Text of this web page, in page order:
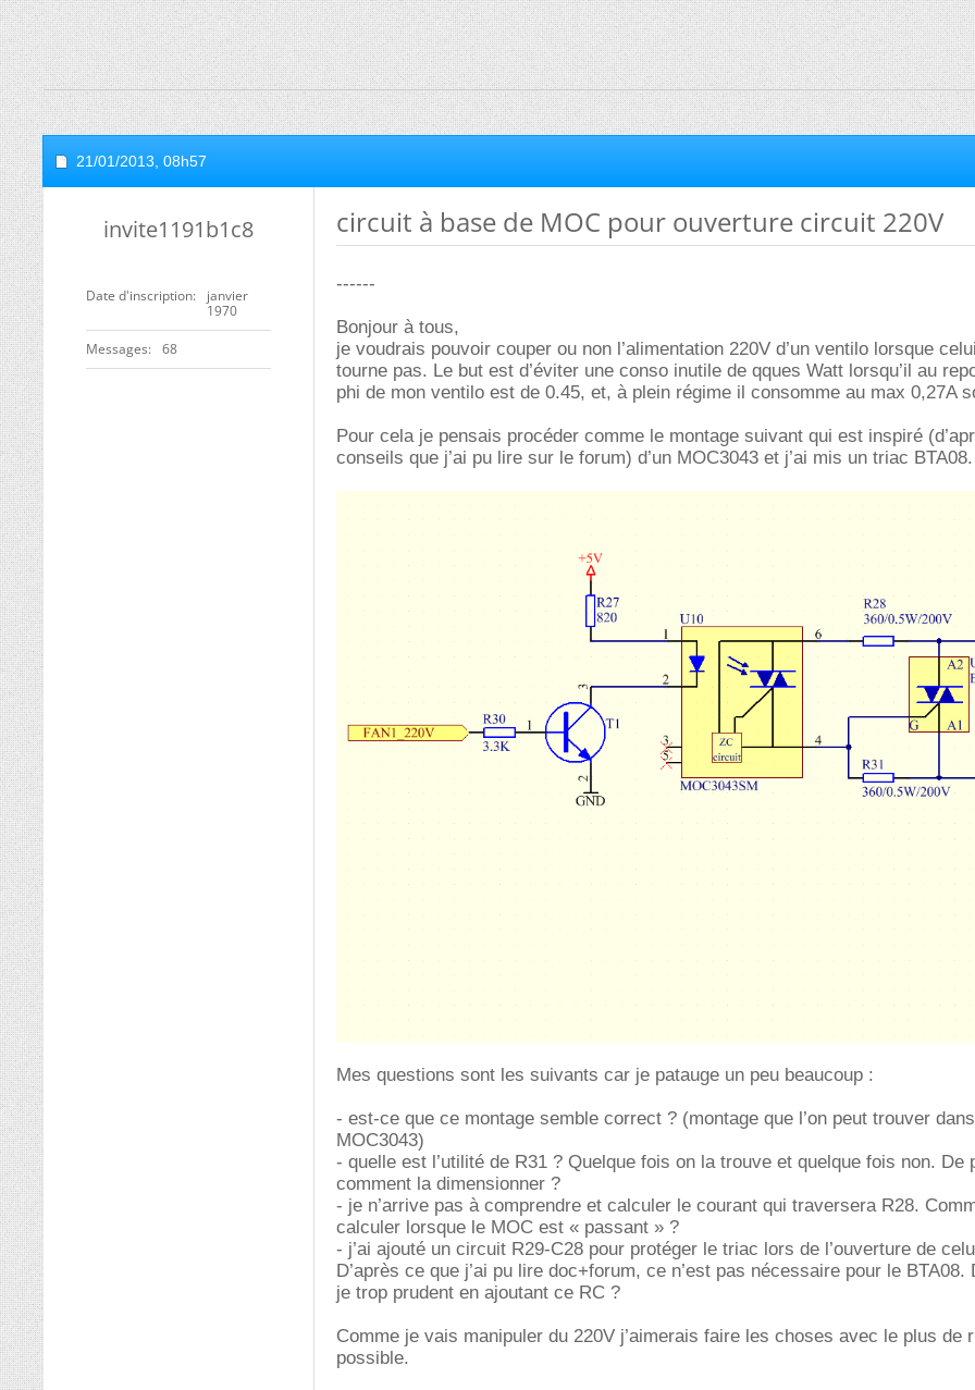
21/01/2013, 08h57
invite1191b1c8
Date d'inscription
janvier
1970
Messages 68
circuit à base de MOC pour ouverture circuit 220V
------
Bonjour à tous,
je voudrais pouvoir couper ou non l’alimentation 220V d’un ventilo lorsque
tourne pas. Le but est d’éviter une conso inutile de qques Watt lorsqu’il au
phi de mon ventilo est de 0.45, et, à plein régime il consomme au max 0,27A
Pour cela je pensais procéder comme le montage suivant qui est inspiré
conseils que j’ai pu lire sur le forum) d’un MOC3043 et j’ai mis un triac BTA08.
Mes questions sont les suivants car je patauge un peu beaucoup :
- est-ce que ce montage semble correct ? (montage que l’on peut trouver
MOC3043)
- quelle est l’utilité de R31 ? Quelque fois on la trouve et quelque fois non. De
comment la dimensionner ?
- je n’arrive pas à comprendre et calculer le courant qui traversera R28.
calculer lorsque le MOC est « passant » ?
- j’ai ajouté un circuit R29-C28 pour protéger le triac lors de l’ouverture de
D’après ce que j’ai pu lire doc+forum, ce n’est pas nécessaire pour le BTA08.
je trop prudent en ajoutant ce RC ?
Comme je vais manipuler du 220V j’aimerais faire les choses avec le plus de
possible.